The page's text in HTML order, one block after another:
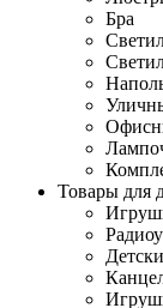
Бра
Товары для